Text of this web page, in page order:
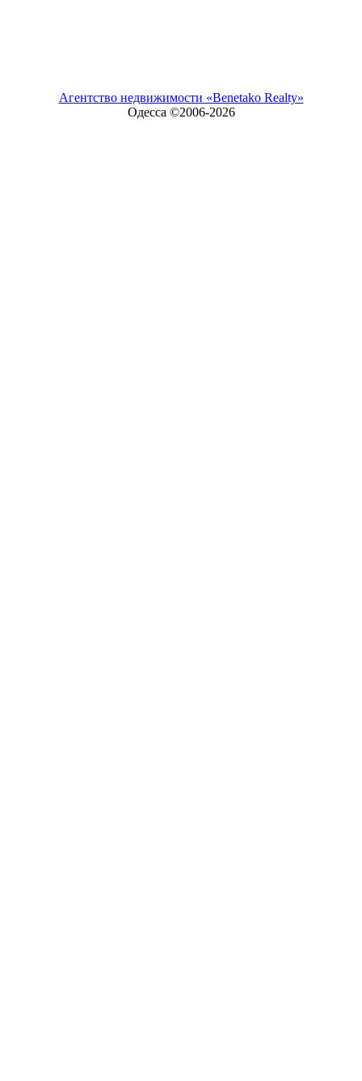
Агентство недвижимости «Benetako Realty»
Одесса ©2006-2026